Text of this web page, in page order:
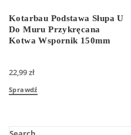
Kotarbau Podstawa Słupa U
Do Muru Przykręcana
Kotwa Wspornik 150mm
22,99zł
Sprawdź